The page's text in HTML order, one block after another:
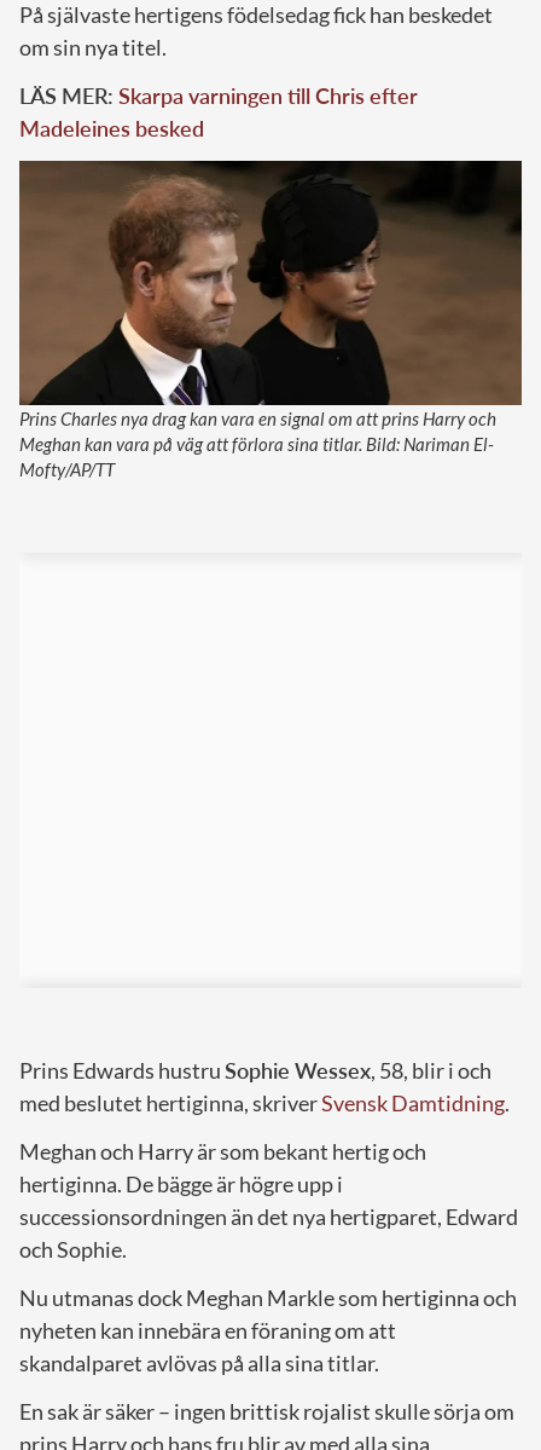
På självaste hertigens födelsedag fick han beskedet
om sin nya titel.
LÄS MER: Skarpa varningen till Chris efter
Madeleines besked
Prins Charles nya drag kan vara en signal om att prins Harry och
Meghan kan vara på väg att förlora sina titlar. Bild: Nariman El-
Mofty/AP/TT
Prins Edwards hustruSophie Wessex, 58, blir i och
med beslutet hertiginna, skriverSvensk Damtidning.
Meghan och Harry är som bekant hertig och
hertiginna. De bägge är högre upp i
successionsordningen än det nya hertigparet, Edward
och Sophie.
Nu utmanas dock Meghan Markle som hertiginna och
nyheten kan innebära en föraning om att
skandalparet avlövas på alla sina titlar.
En sak är säker – ingen brittisk rojalist skulle sörja om
prins Harry och hans fru blir av med alla sina